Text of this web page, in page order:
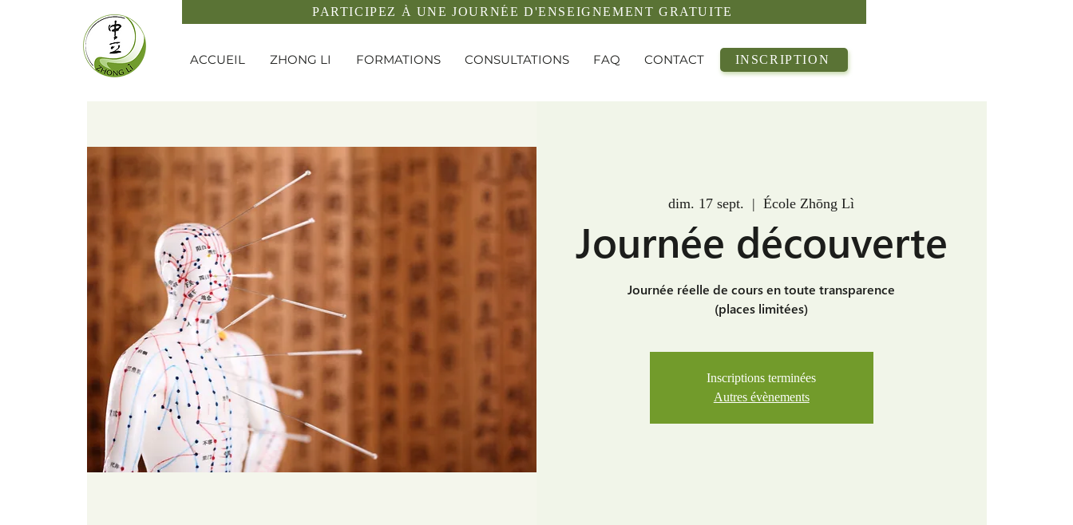
PARTICIPEZ À UNE JOURNÉE D'ENSEIGNEMENT GRATUITE
ACCUEIL ZHONG LI FORMATIONS CONSULTATIONS FAQ CONTACT INSCRIPTION
dim. 17 sept.
  |
École Zhōng Lì
Journée découverte
Journée réelle de cours en toute transparence
(places limitées)
Inscriptions terminées
Autres évènements